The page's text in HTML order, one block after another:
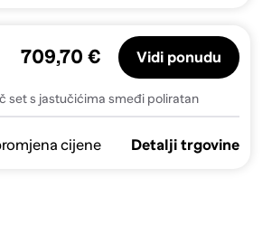
set s jastučićima smeđi poliratan
709,70 € Vidi ponudu
cijene Detalji trgovine